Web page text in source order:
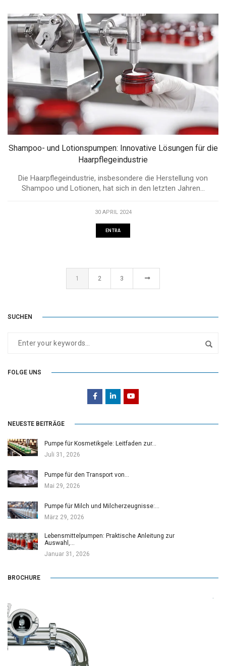
Shampoo- und Lotionspumpen: Innovative Lösungen für die
Haarpflegeindustrie
Die Haarpflegeindustrie, insbesondere die Herstellung von
Shampoo und Lotionen, hat sich in den letzten Jahren...
30 APRIL 2024
ENTRA
1 2 3
SUCHEN
FOLGE UNS
NEUESTE BEITRÄGE
Pumpe für Kosmetikgele: Leitfaden zur…
Juli 31, 2026
Pumpe für den Transport von…
Mai 29, 2026
Pumpe für Milch und Milcherzeugnisse:…
März 29, 2026
Lebensmittelpumpen: Praktische Anleitung zur
Auswahl,…
Januar 31, 2026
BROCHURE